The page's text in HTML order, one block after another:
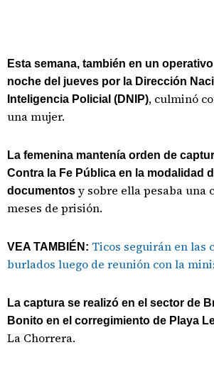
Esta semana, también en un
noche del jueves por la Dirección
Inteligencia Policial (DNIP), culminó
una mujer.
La femenina mantenía orden de
Contra la Fe Pública en la modalidad
documentos y sobre ella pesaba una
meses de prisión.
VEA TAMBIÉN: Ticos seguirán en las
burlados luego de reunión con la
La captura se realizó en el sector de
Bonito en el corregimiento de Playa
La Chorrera.